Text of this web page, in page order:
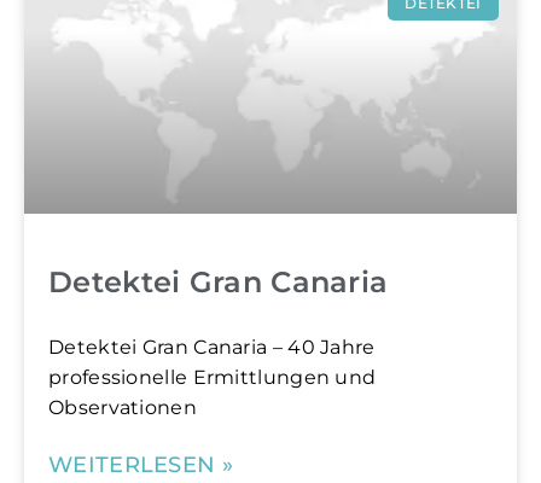
Detektei Gran Canaria
Detektei Gran Canaria – 40 Jahre
professionelle Ermittlungen und
Observationen
WEITERLESEN »